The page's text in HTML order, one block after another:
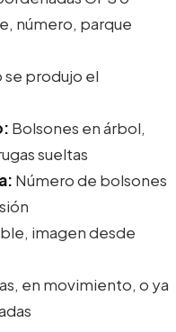
número, parque
se produjo el
Bolsones en árbol,
sueltas
Número de bolsones
imagen desde
en movimiento, o ya